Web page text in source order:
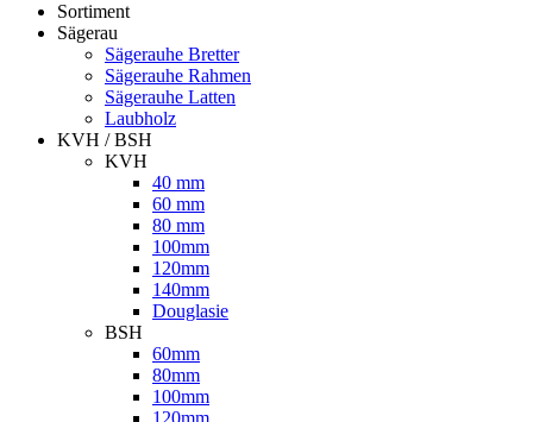
Sortiment
Sägerau
Sägerauhe Bretter
Sägerauhe Rahmen
Sägerauhe Latten
Laubholz
KVH / BSH
KVH
40 mm
60 mm
80 mm
100mm
120mm
140mm
Douglasie
BSH
60mm
80mm
100mm
120mm